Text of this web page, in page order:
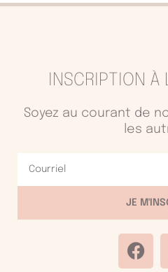
INSCRIPTION À
Soyez au courant de
les
JE
F
a